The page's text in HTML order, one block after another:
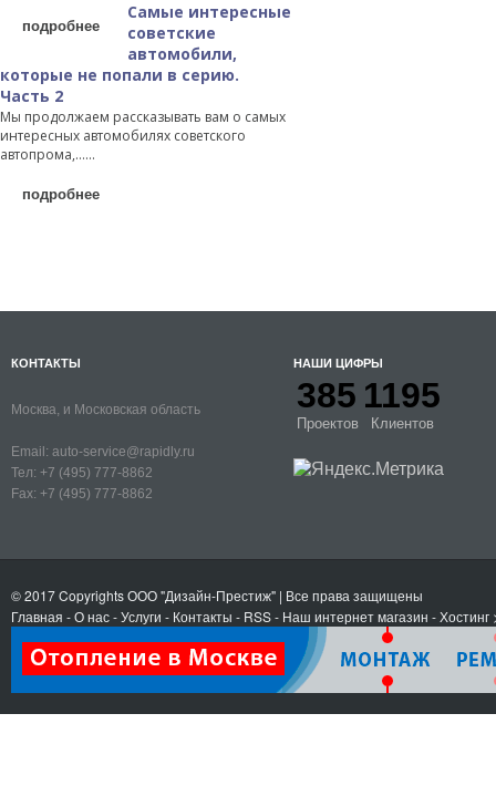
подробнее
Самые интересные
советские
автомобили,
которые не попали в серию.
Часть 2
Мы продолжаем рассказывать вам о самых
интересных автомобилях советского
автопрома,…...
подробнее
КОНТАКТЫ
Москва, и Московская область
Email: auto-service@rapidly.ru
Тел: +7 (495) 777-8862
Fax: +7 (495) 777-8862
НАШИ ЦИФРЫ
385
Проектов
1195
Клиентов
© 2017 CopyrightsООО "Дизайн-Престиж" | Все права защищены
Главная -О нас-Услуги - Контакты - RSS- Наш интернет магазин -Хостинг